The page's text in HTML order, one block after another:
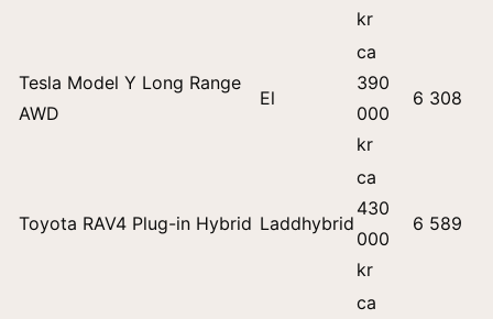
kr
Tesla Model Y Long Range
AWD
El
ca
390
000
kr
6 308
Toyota RAV4 Plug-in Hybrid Laddhybrid
ca
430
000
kr
6 589
ca